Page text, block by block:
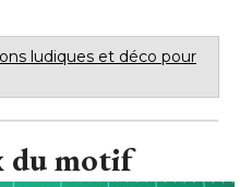
ludiques et déco pour
du motif